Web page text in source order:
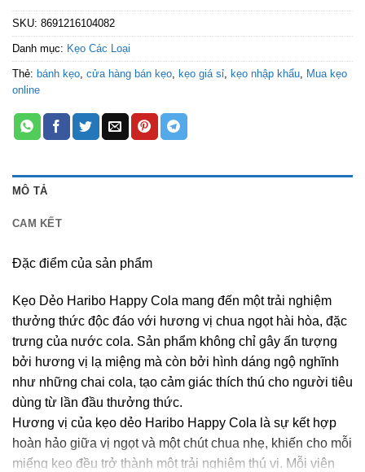
SKU: 8691216104082
Danh mục: Kẹo Các Loại
Thẻ: bánh kẹo, cửa hàng bán kẹo, kẹo giá sỉ, kẹo nhập khẩu, Mua kẹo
online
MÔ TẢ
CAM KẾT
Đặc điểm của sản phẩm
Kẹo Dẻo Haribo Happy Cola mang đến một trải nghiệm
thưởng thức độc đáo với hương vị chua ngọt hài hòa, đặc
trưng của nước cola. Sản phẩm không chỉ gây ấn tượng
bởi hương vị lạ miệng mà còn bởi hình dáng ngộ nghĩnh
như những chai cola, tạo cảm giác thích thú cho người tiêu
dùng từ lần đầu thưởng thức.
Hương vị của kẹo dẻo Haribo Happy Cola là sự kết hợp
hoàn hảo giữa vị ngọt và một chút chua nhẹ, khiến cho mỗi
miếng kẹo đều trở thành một trải nghiệm thú vị. Mỗi viên